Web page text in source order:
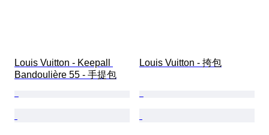
Louis Vuitton - Keepall
Bandoulière 55 - 手提包
Louis Vuitton - 挎包